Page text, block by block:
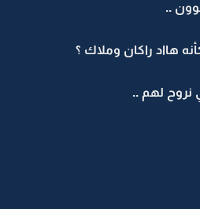
..
هااد راكان وملاك ؟
نروح لهم ..